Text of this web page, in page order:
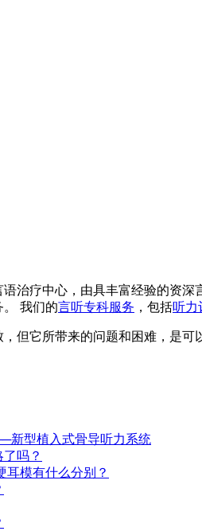
治疗中心，由具丰富经验的资
我们的言听专科服务 ，包括听力
但它所带来的问题和困难，是
新型植入式骨导听力系统
吗？
耳模有什么分别？